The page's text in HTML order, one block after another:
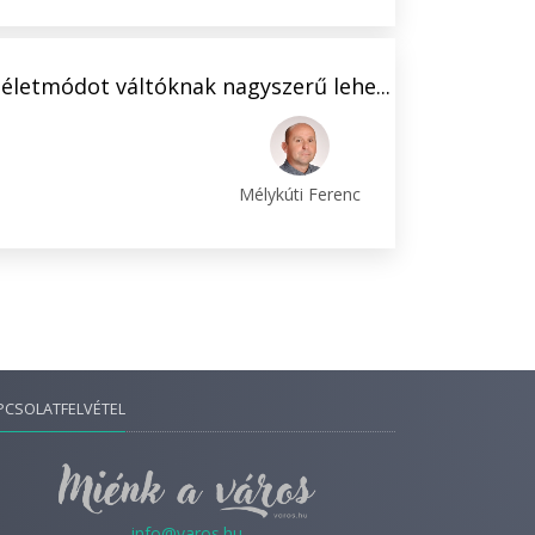
váltóknak nagyszerű lehe...
Mélykúti Ferenc